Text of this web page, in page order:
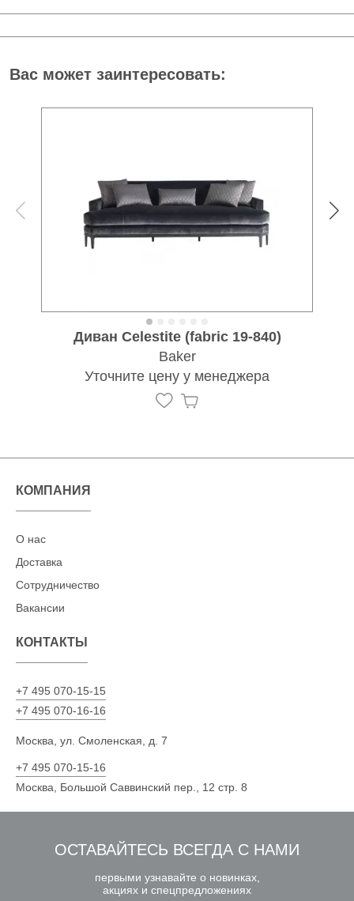
Вас может заинтересовать:
Диван Celestite (fabric 19-840)
Baker
Уточните цену у менеджера
КОМПАНИЯ
О нас
Доставка
Сотрудничество
Вакансии
КОНТАКТЫ
+7 495 070-15-15
+7 495 070-16-16
Москва, ул. Смоленская, д. 7
+7 495 070-15-16
Москва, Большой Саввинский пер., 12 стр. 8
ОСТАВАЙТЕСЬ ВСЕГДА С НАМИ
первыми узнавайте о новинках,
акциях и спецпредложениях